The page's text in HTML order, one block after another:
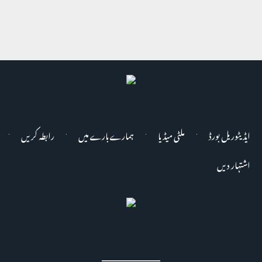
ایڈیٹوریل بورڈ ملٹی میڈیا ہمارے بارے میں
رابطہ کریں
اشتہار دیں